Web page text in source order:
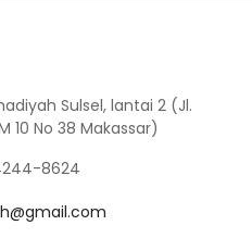
Sulsel, lantai 2 (Jl.
10 No 38 Makassar)
8624